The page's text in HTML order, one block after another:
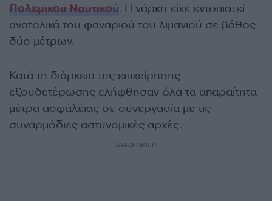
Πολεμικού Ναυτικού. Η νάρκη είχε εντοπιστεί
ανατολικά του φαναριού του λιμανιού σε βάθος
δύο μέτρων.
Κατά τη διάρκεια της επιχείρησης
εξουδετέρωσης ελήφθησαν όλα τα απαραίτητα
μέτρα ασφάλειας σε συνεργασία με τις
συναρμόδιες αστυνομικές αρχές.
ΔΙΑΦΗΜΙΣΗ